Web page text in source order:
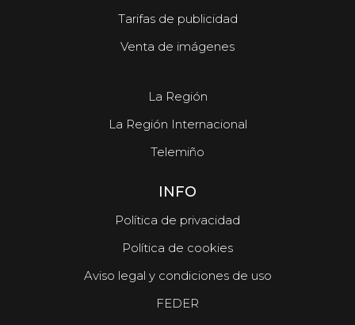
Tarifas de publicidad
Venta de imágenes
La Región
La Región Internacional
Telemiño
INFO
Política de privacidad
Política de cookies
Aviso legal y condiciones de uso
FEDER